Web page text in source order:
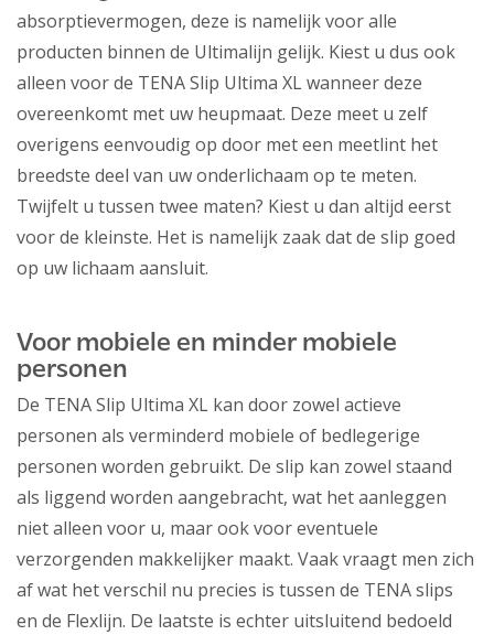
absorptievermogen, deze is namelijk voor alle
producten binnen de Ultimalijn gelijk. Kiest u dus ook
alleen voor de TENA Slip Ultima XL wanneer deze
overeenkomt met uw heupmaat. Deze meet u zelf
overigens eenvoudig op door met een meetlint het
breedste deel van uw onderlichaam op te meten.
Twijfelt u tussen twee maten? Kiest u dan altijd eerst
voor de kleinste. Het is namelijk zaak dat de slip goed
op uw lichaam aansluit.
Voor mobiele en minder mobiele
personen
De TENA Slip Ultima XL kan door zowel actieve
personen als verminderd mobiele of bedlegerige
personen worden gebruikt. De slip kan zowel staand
als liggend worden aangebracht, wat het aanleggen
niet alleen voor u, maar ook voor eventuele
verzorgenden makkelijker maakt. Vaak vraagt men zich
af wat het verschil nu precies is tussen de TENA slips
en de Flexlijn. De laatste is echter uitsluitend bedoeld